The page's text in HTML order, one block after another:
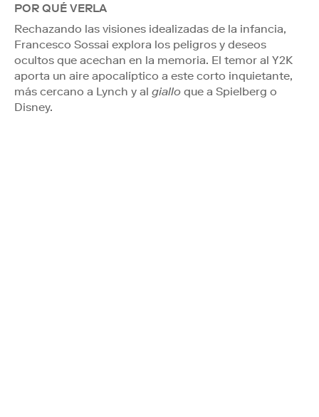
POR QUÉ VERLA
Rechazando las visiones idealizadas de la infancia,
Francesco Sossai explora los peligros y deseos
ocultos que acechan en la memoria. El temor al Y2K
aporta un aire apocalíptico a este corto inquietante,
más cercano a Lynch y al giallo que a Spielberg o
Disney.